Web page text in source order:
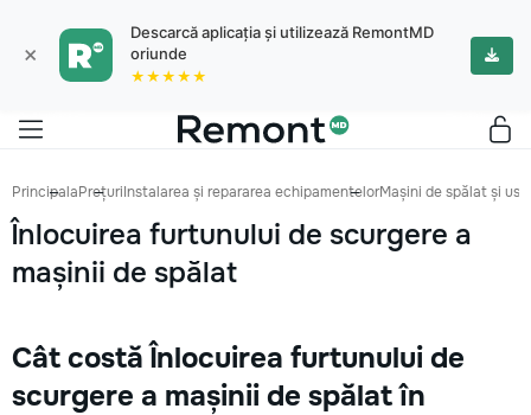
×
Descarcă aplicația și utilizează RemontMD
oriunde
★★★★★
PrincipalaPrețuriInstalarea și repararea echipamentelorMașini de spălat și
Înlocuirea furtunului de scurgere a
mașinii de spălat
Cât costă Înlocuirea furtunului de
scurgere a mașinii de spălat în